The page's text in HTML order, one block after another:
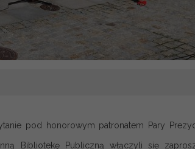
pod honorowym patronatem Pary
Bibliotekę Publiczną włączyli się